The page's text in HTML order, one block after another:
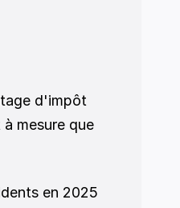
d'impôt
mesure que
en 2025